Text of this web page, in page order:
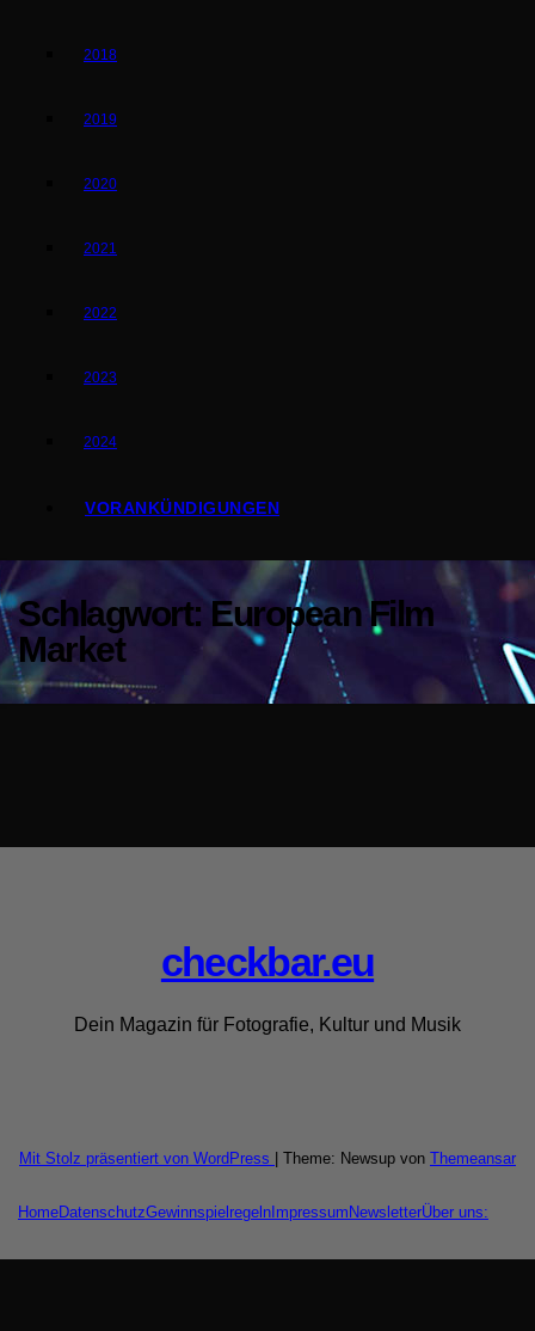
2018
2019
2020
2021
2022
2023
2024
VORANKÜNDIGUNGEN
Schlagwort: European Film
Market
checkbar.eu
Dein Magazin für Fotografie, Kultur und Musik
Mit Stolz präsentiert von WordPress Theme: Newsup von Themeansar
HomeDatenschutzGewinnspielregeln Impressum NewsletterÜber uns: